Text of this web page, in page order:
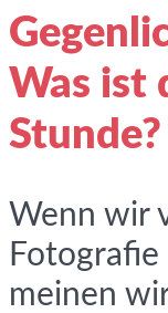
Was ist
Stunde?
Wenn wir
Fotografie
meinen